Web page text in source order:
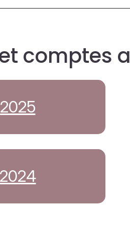
comptes
2025
2024